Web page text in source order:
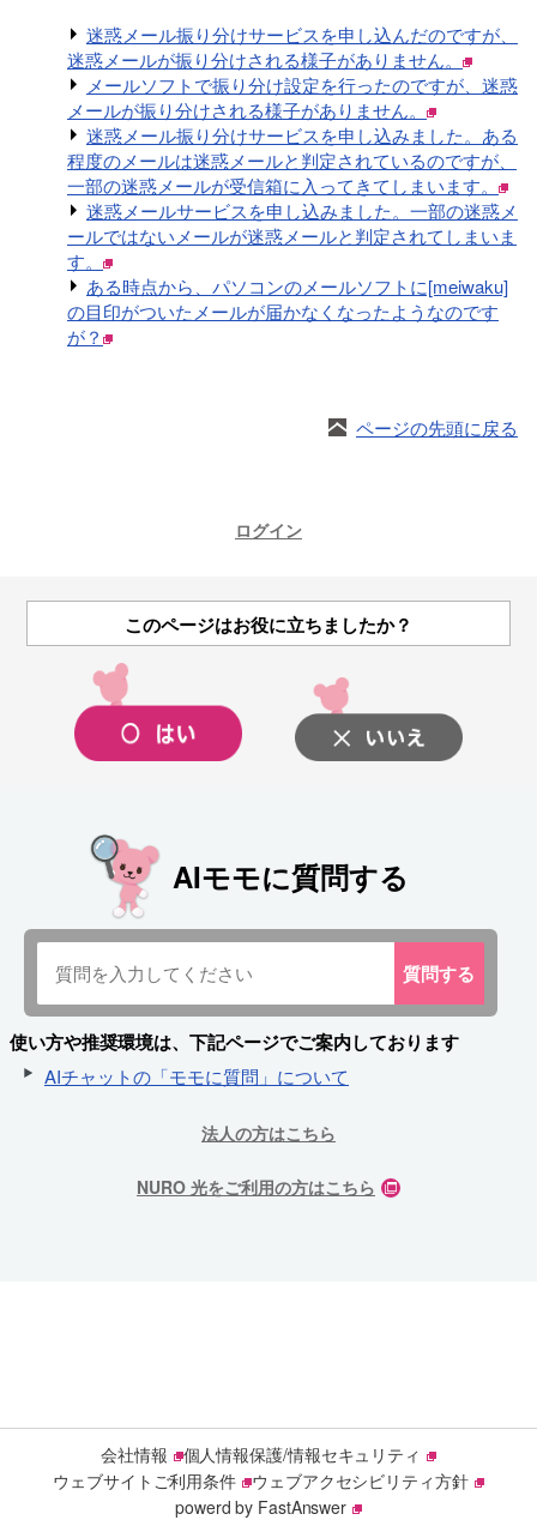
迷惑メール振り分けサービスを申し込んだのですが、
迷惑メールが振り分けされる様子がありません。
メールソフトで振り分け設定を行ったのですが、迷惑
メールが振り分けされる様子がありません。
迷惑メール振り分けサービスを申し込みました。ある
程度のメールは迷惑メールと判定されているのですが、
一部の迷惑メールが受信箱に入ってきてしまいます。
迷惑メールサービスを申し込みました。一部の迷惑メ
ールではないメールが迷惑メールと判定されてしまいま
す。
ある時点から、パソコンのメールソフトに[meiwaku]
の目印がついたメールが届かなくなったようなのです
が？
ページの先頭に戻る
ログイン
このページはお役に立ちましたか？
AIモモに質問する
質問する
使い方や推奨環境は、下記ページでご案内しております
AIチャットの「モモに質問」について
法人の方はこちら
NURO 光をご利用の方はこちら
会社情報
個人情報保護/情報セキュリティ
ウェブサイトご利用条件
ウェブアクセシビリティ方針
powerd by FastAnswer